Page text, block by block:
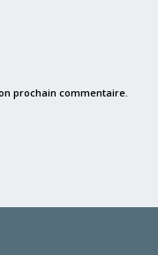
prochain commentaire.